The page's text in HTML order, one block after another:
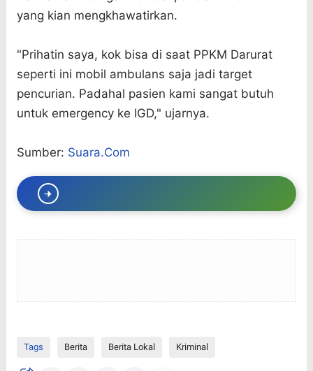
yang kian mengkhawatirkan.
"Prihatin saya, kok bisa di saat PPKM Darurat
seperti ini mobil ambulans saja jadi target
pencurian. Padahal pasien kami sangat butuh
untuk emergency ke IGD," ujarnya.
Sumber: Suara.Com
Tags Berita Berita Lokal Kriminal